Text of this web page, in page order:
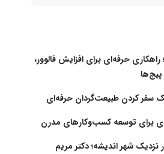
حرفه‌ای برای افزایش فالوور،
سفر کردن طبیعت‌گردان حرفه‌ای
برای توسعه کسب‌وکارهای مدرن
نزدیک شهر اندیشه؛ دکتر مریم